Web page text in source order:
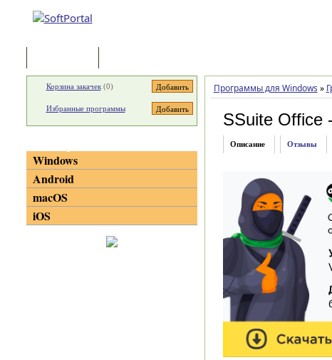
Программы для Windows »
SSuite Office
Описание Отзывы
Корзина закачек(0)
Избранные программы
Windows
Android
macOS
iOS